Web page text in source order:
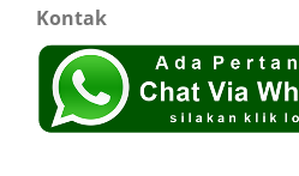
Kontak